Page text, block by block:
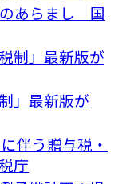
あらまし 国
制」最新版が
」最新版が
伴う贈与税・
庁